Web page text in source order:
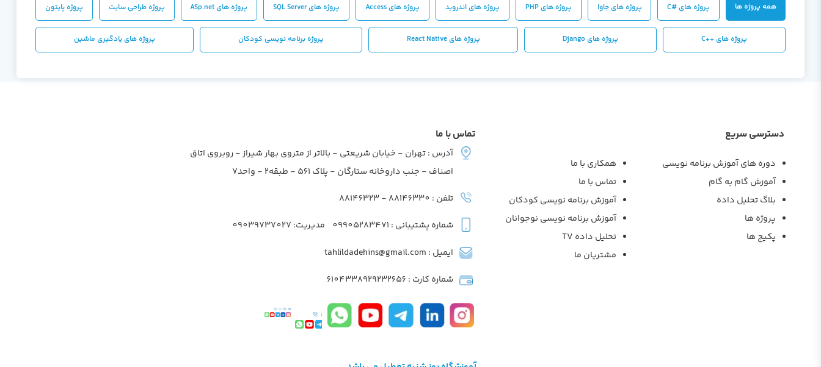
همه پروژه ها پروژه های #C پروژه های جاوا پروژه های PHP پروژه های اندروید پروژه های Access پروژه های SQL Server پروژه های ASp.net پروژه طراحی سایت پروژه پایتون
پروژه های ++C پروژه های Django پروژه هاي React Native پروژه برنامه نویسی کودکان پروژه های یادگیری ماشین
دسترسی سریع
دوره های آموزش برنامه نویسی
آموزش گام به گام
بلاگ تحلیل داده
پروژه ها
پکیج ها
همکاری با ما
تماس با ما
آموزش برنامه نویسی کودکان
آموزش برنامه نویسی نوجوانان
تحلیل داده TV
مشتریان ما
تماس با ما
آدرس : تهران - خیابان شریعتی - بالاتر از متروی بهار شیراز - روبروی اتاق
اصناف - جنب داروخانه ستارگان - پلاک 561 - طبقه2 - واحد7
تلفن : 88146330 - 88146323
شماره پشتیبانی : 09905283471 مدیریت: 09039737027
ایمیل : tahlildadehins@gmail.com
شماره کارت : 6104338929232656